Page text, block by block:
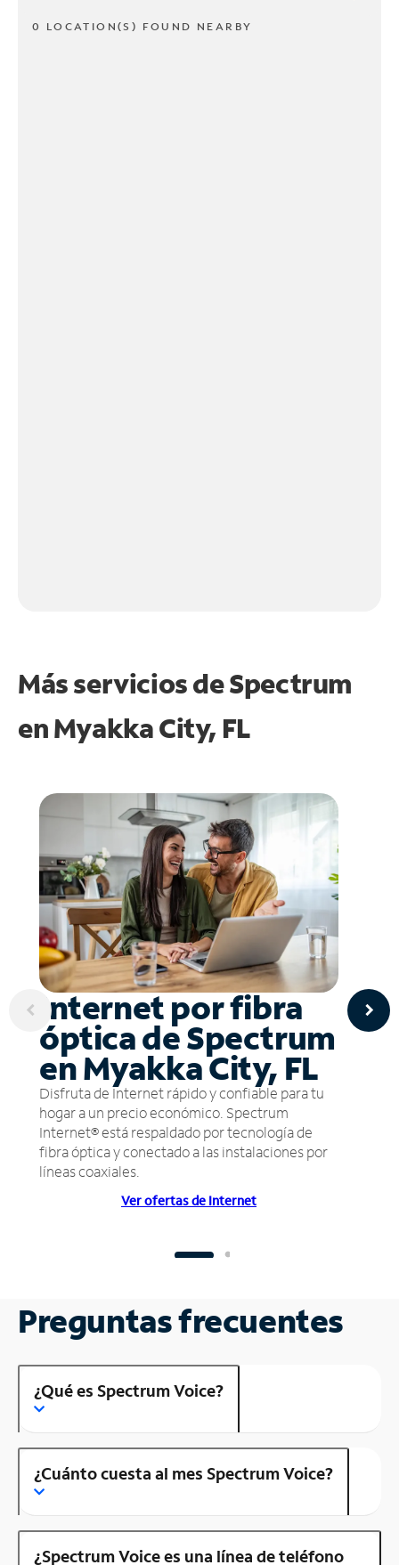
0 LOCATION(S) FOUND NEARBY
Más servicios de Spectrum
enMyakka City, FL
Internet por fibra
óptica de Spectrum
en Myakka City, FL
Disfruta de Internet rápido y confiable para tu
hogar a un precio económico. Spectrum
Internet® está respaldado por tecnología de
fibra óptica y conectado a las instalaciones por
líneas coaxiales.
Ver ofertas de Internet
Preguntas frecuentes
¿Qué es Spectrum Voice?
¿Cuánto cuesta al mes Spectrum Voice?
¿Spectrum Voice es una línea de teléfono